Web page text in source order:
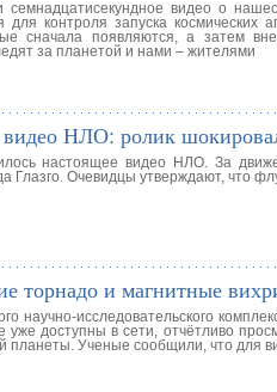
семнадцатисекундное видео о
контроля запуска космических
сначала появляются, а затем
за планетой и нами – жителями
НЛО: ролик
настоящее видео НЛО. За
Глазго. Очевидцы утверждают, что
торнадо и магнитные
научно-исследовательского
уже доступны в сети, отчётливо
Ученые сообщили, что для